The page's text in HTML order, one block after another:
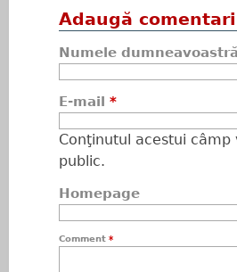
Adaugă
Numele dumneavoastră
E-mail *
Conţinutul acestui
public.
Homepage
Comment *